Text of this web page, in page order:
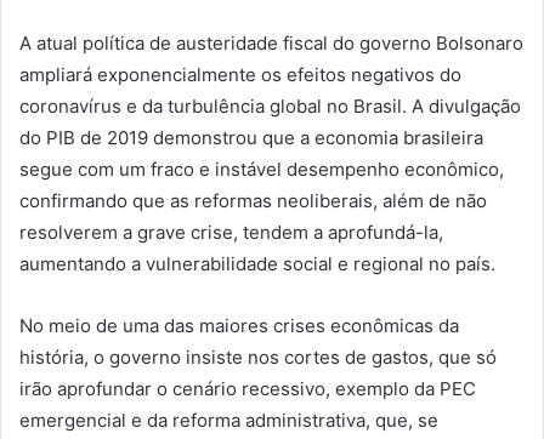
A atual política de austeridade fiscal do governo Bolsonaro
ampliará exponencialmente os efeitos negativos do
coronavírus e da turbulência global no Brasil. A divulgação
do PIB de 2019 demonstrou que a economia brasileira
segue com um fraco e instável desempenho econômico,
confirmando que as reformas neoliberais, além de não
resolverem a grave crise, tendem a aprofundá-la,
aumentando a vulnerabilidade social e regional no país.
No meio de uma das maiores crises econômicas da
história, o governo insiste nos cortes de gastos, que só
irão aprofundar o cenário recessivo, exemplo da PEC
emergencial e da reforma administrativa, que, se